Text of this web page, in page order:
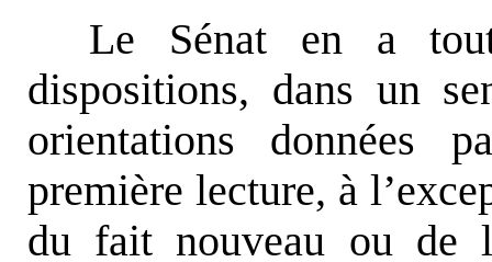
Le Sénat en a
dispositions, dans un
orientations données
première lecture, à
du fait nouveau ou de